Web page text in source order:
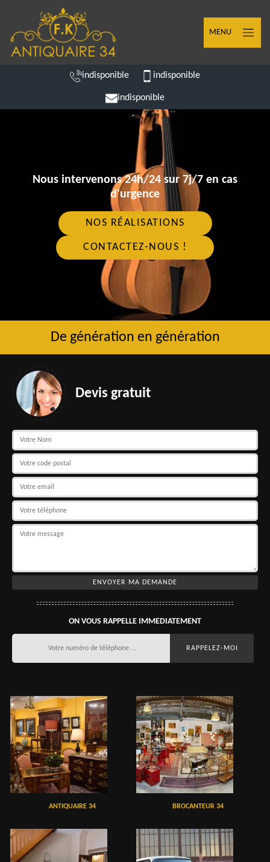
MENU
indisponible indisponible
indisponible
Nous intervenons 24h/24 sur 7j/7 en cas
d'urgence
NOS RÉALISATIONS
CONTACTEZ-NOUS !
De génération en génération
Devis gratuit
ON VOUS RAPPELLE IMMEDIATEMENT
ANTIQUAIRE 34 BROCANTEUR 34